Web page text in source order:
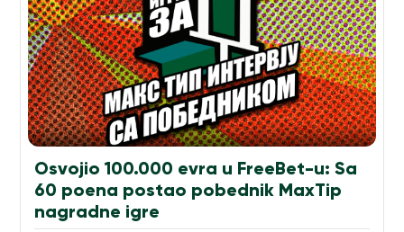
Osvojio 100.000 evra u FreeBet-u: Sa
60 poena postao pobednik MaxTip
nagradne igre